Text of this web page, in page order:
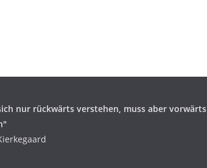
nur rückwärts verstehen, muss aber vorwärts